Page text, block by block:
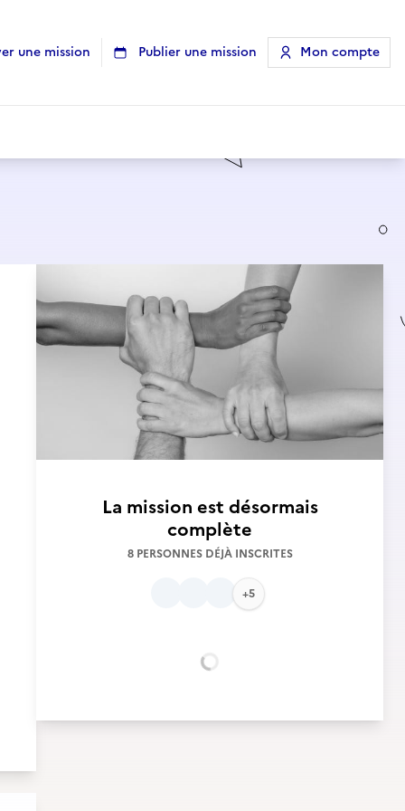
une mission Publier une mission Mon compte
La mission est désormais
complète
8 PERSONNES DÉJÀ INSCRITES
+5
Chargement...